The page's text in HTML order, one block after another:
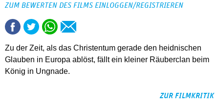
ZUM BEWERTEN DES FILMS EINLOGGEN/REGISTRIEREN
Zu der Zeit, als das Christentum gerade den heidnischen
Glauben in Europa ablöst, fällt ein kleiner Räuberclan beim
König in Ungnade.
ZUR FILMKRITIK